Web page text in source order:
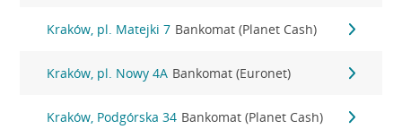
Kraków, pl. Matejki 7 Bankomat (Planet Cash)
Kraków, pl. Nowy 4A Bankomat (Euronet)
Kraków, Podgórska 34 Bankomat (Planet Cash)